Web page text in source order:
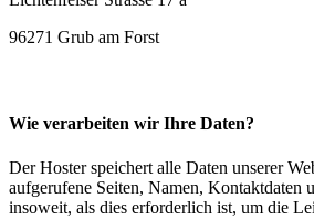
96271 Grub am Forst
Wie verarbeiten wir Ihre Daten?
Der Hoster speichert alle Daten unserer
aufgerufene Seiten, Namen, Kontaktdaten
insoweit, als dies erforderlich ist, um die